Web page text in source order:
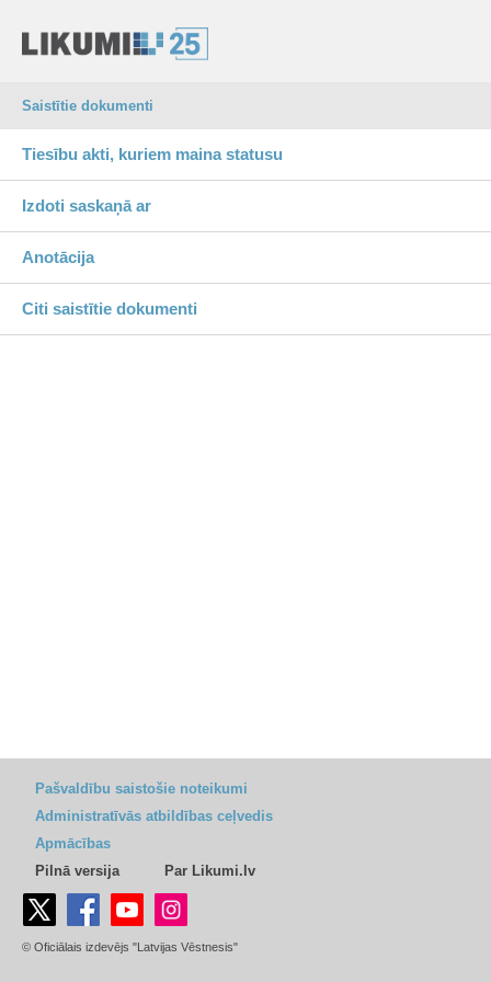
Saistītie dokumenti
Tiesību akti, kuriem maina statusu
Izdoti saskaņā ar
Anotācija
Citi saistītie dokumenti
Pašvaldību saistošie noteikumi
Administratīvās atbildības ceļvedis
Apmācības
Pilnā versija
Par Likumi.lv
© Oficiālais izdevējs "Latvijas Vēstnesis"